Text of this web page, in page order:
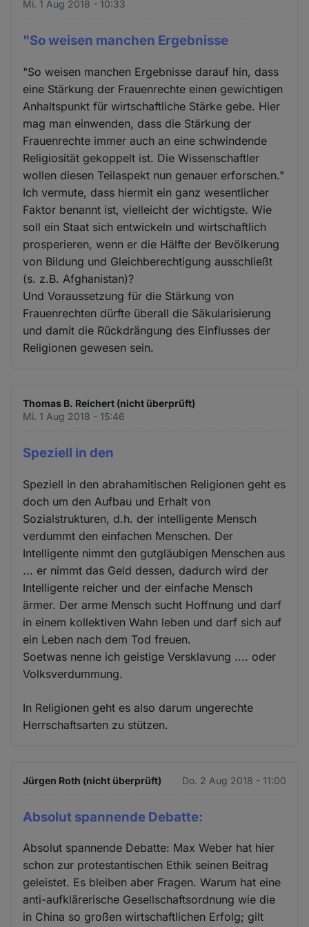
Mi. 1 Aug 2018 - 10:33
"So weisen manchen Ergebnisse
"So weisen manchen Ergebnisse darauf hin, dass
eine Stärkung der Frauenrechte einen gewichtigen
Anhaltspunkt für wirtschaftliche Stärke gebe. Hier
mag man einwenden, dass die Stärkung der
Frauenrechte immer auch an eine schwindende
Religiosität gekoppelt ist. Die Wissenschaftler
wollen diesen Teilaspekt nun genauer erforschen."
Ich vermute, dass hiermit ein ganz wesentlicher
Faktor benannt ist, vielleicht der wichtigste. Wie
soll ein Staat sich entwickeln und wirtschaftlich
prosperieren, wenn er die Hälfte der Bevölkerung
von Bildung und Gleichberechtigung ausschließt
(s. z.B. Afghanistan)?
Und Voraussetzung für die Stärkung von
Frauenrechten dürfte überall die Säkularisierung
und damit die Rückdrängung des Einflusses der
Religionen gewesen sein.
Thomas B. Reichert (nicht überprüft)
Mi. 1 Aug 2018 - 15:46
Speziell in den
Speziell in den abrahamitischen Religionen geht es
doch um den Aufbau und Erhalt von
Sozialstrukturen, d.h. der intelligente Mensch
verdummt den einfachen Menschen. Der
Intelligente nimmt den gutgläubigen Menschen aus
... er nimmt das Geld dessen, dadurch wird der
Intelligente reicher und der einfache Mensch
ärmer. Der arme Mensch sucht Hoffnung und darf
in einem kollektiven Wahn leben und darf sich auf
ein Leben nach dem Tod freuen.
Soetwas nenne ich geistige Versklavung .... oder
Volksverdummung.
In Religionen geht es also darum ungerechte
Herrschaftsarten zu stützen.
Jürgen Roth (nicht überprüft) Do. 2 Aug 2018 - 11:00
Absolut spannende Debatte:
Absolut spannende Debatte: Max Weber hat hier
schon zur protestantischen Ethik seinen Beitrag
geleistet. Es bleiben aber Fragen. Warum hat eine
anti-aufklärerische Gesellschaftsordnung wie die
in China so großen wirtschaftlichen Erfolg; gilt